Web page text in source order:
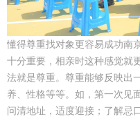
懂得尊重找对象更容易成功南
十分重要，相亲时这种感觉就
法就是尊重。尊重能够反映出
养、性格等等。如，第一次见
问清地址，适度迎接；了解忌